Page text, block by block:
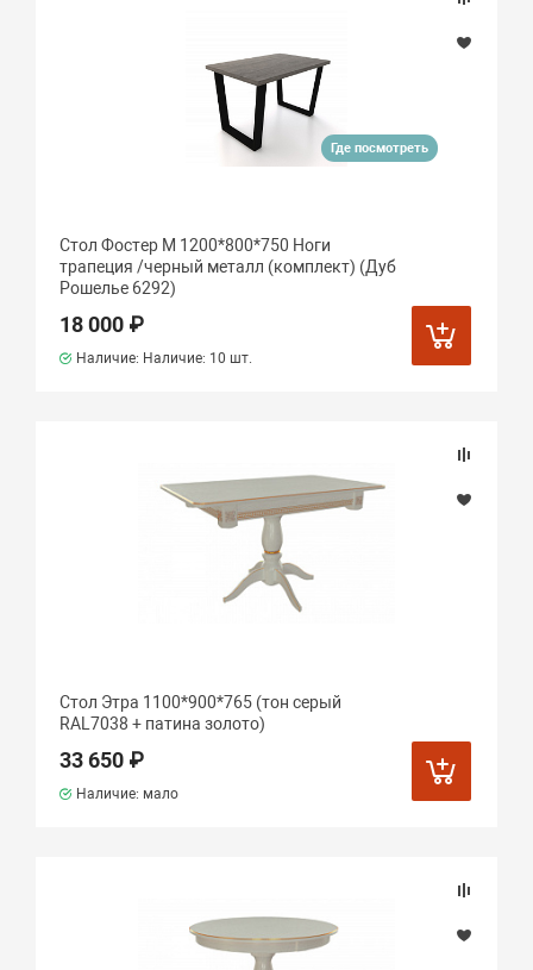
Где посмотреть
Стол Фостер М 1200*800*750 Ноги
трапеция /черный металл (комплект) (Дуб
Рошелье 6292)
18 000 ₽
Наличие: Наличие: 10 шт.
Стол Этра 1100*900*765 (тон серый
RAL7038 + патина золото)
33 650 ₽
Наличие: мало